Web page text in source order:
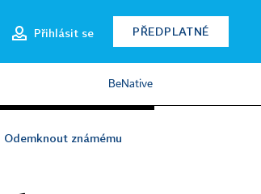
Přihlásit se PŘEDPLATNÉ
BeNative
Odemknout známému